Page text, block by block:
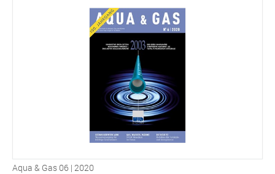
Aqua & Gas 06 | 2020